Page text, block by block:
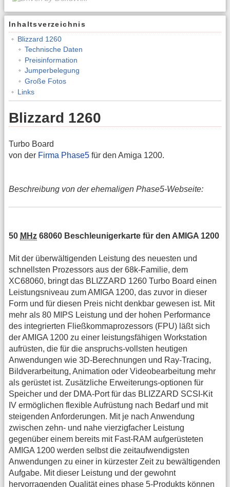
Inhaltsverzeichnis
Blizzard 1260
Technische Daten
Preisinformation
Jumperbelegung
Große Fotos
Links
Blizzard 1260
Turbo Board
von der Firma Phase5 für den Amiga 1200.
Beschreibung von der ehemaligen Phase5-Webseite:
50 MHz 68060 Beschleunigerkarte für den AMIGA 1200
Mit der überwältigenden Leistung des neuesten und
schnellsten Prozessors aus der 68k-Familie, dem
XC68060, bringt das BLIZZARD 1260 Turbo Board einen
Leistungsniveau zum AMIGA 1200, das zuvor in dieser
Form und für diesen Preis nicht denkbar gewesen ist. Mit
mehr als 80 MIPS Leistung und der hohen Performance
des integrierten Fließkommaprozessors (FPU) läßt sich
der AMIGA 1200 zu einer leistungsfähigen Workstation
aufrüsten, die für die anspruchs-vollsten heutigen
Anwendungen wie 3D-Berechnungen und Ray-Tracing,
Bildverarbeitung, Animation oder Videobearbeitung mehr
als gerüstet ist. Zusätzliche Erweiterungs-optionen für
Speicher und der DMA-Port für das BLIZZARD SCSI-Kit
IV ermöglichen flexible Aufrüstung nach Bedarf und mit
steigenden Anforderungen. Mit je nach Anwendung
zwischen zehn- und nahe vierzigfacher Leistung
gegenüber einem bereits mit Fast-RAM aufgerüsteten
AMIGA 1200 werden selbst die zeitaufwendigsten
Anwendungen zu einer in kürzester Zeit zu bewältigenden
Aufgabe. Mit dieser Leistung und der gewohnt
hervorragenden Qualität eines phase 5-Produkts können